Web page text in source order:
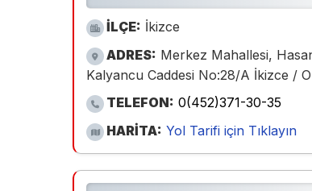
İLÇE: İkizce
ADRES: Merkez Mahallesi,
Kalyancu Caddesi No:28/A İkizce /
TELEFON: 0(452)371-30-35
HARİTA: Yol Tarifi için Tıklayın